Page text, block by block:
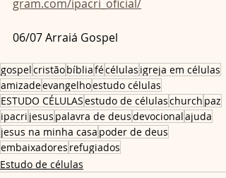
gram.com/ipacri_oficial/
06/07 Arraiá Gospel
gospelcristãobíbliafécélulas igreja em células
amizadeevangelhoestudo células
ESTUDO CÉLULASestudo de célulaschurch paz
ipacri jesus palavra de deusdevocionalajuda
jesus na minha casa poder de deus
embaixadores refugiados
Estudo de células